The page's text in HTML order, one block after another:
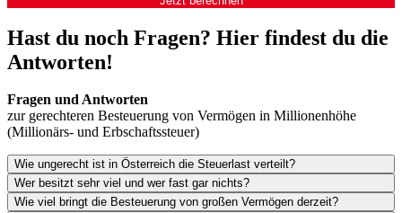
Hast du noch Fragen? Hier findest du die
Antworten!
Fragen und Antworten
zur gerechteren Besteuerung von Vermögen in Millionenhöhe
(Millionärs- und Erbschaftssteuer)
Wie ungerecht ist in Österreich die Steuerlast verteilt?
Wer besitzt sehr viel und wer fast gar nichts?
Wie viel bringt die Besteuerung von großen Vermögen derzeit?